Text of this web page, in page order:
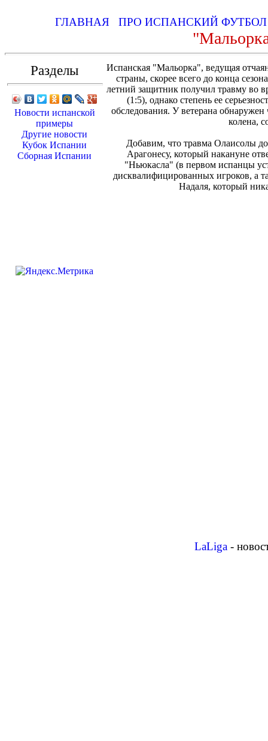
ГЛАВНАЯ ПРО ИСПАНСКИЙ
Разделы
Новости испанской
примеры
Другие новости
Кубок Испании
Сборная Испании
Испанская "Мальорка", ведущая
страны, скорее всего до конца
летний защитник получил травму во
(1:5), однако степень ее
обследования. У ветерана
колена,
Добавим, что травма Олаисолы
Арагонесу, который накануне
"Ньюкасла" (в первом испанцы
дисквалифицированных игроков, а
Надаля, который
LaLiga -